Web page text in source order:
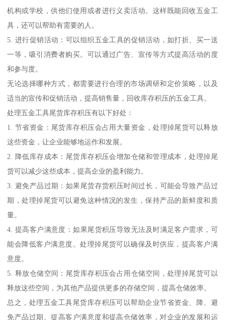
机构或学校，供他们使用或者进行义卖活动。这样既能回收五金工
具，还可以帮助有需要的人。
5. 进行促销活动：可以组织五金工具的促销活动，如打折、买一送
一等，吸引消费者购买。可以通过广告、宣传等方式提高活动的度
和参与度。
无论选择哪种方式，都需要进行合理的市场调研和定价策略，以及
适当的宣传和促销活动，提高销售量，回收库存积压的五金工具。
处理五金工具尾货库存积压有以下好处：
1. 节省资金：尾货库存积压会占用大量资金，处理掉尾货可以释放
这些资金，让企业能够地运作和发展。
2. 降低库存成本：尾货库存积压会增加仓储和管理成本，处理掉尾
货可以减少这些成本，提高企业的盈利能力。
3. 避免产品过期：如果尾货存货积压时间过长，可能会导致产品过
期，处理掉尾货可以避免这种情况的发生，保持产品的新鲜度和质
量。
4. 提高客户满意度：如果尾货积压导致无法及时满足客户需求，可
能会降低客户满意度。处理掉尾货可以确保及时供应，提高客户满
意度。
5. 释放仓储空间：尾货库存积压会占用仓储空间，处理掉尾货可以
释放这些空间，为其他产品提供更多的存储空间，提高仓储效率。
总之，处理五金工具尾货库存积压可以帮助企业节省资金、降、避
免产品过期、提高客户满意度和提高仓储效率，对企业的发展和运